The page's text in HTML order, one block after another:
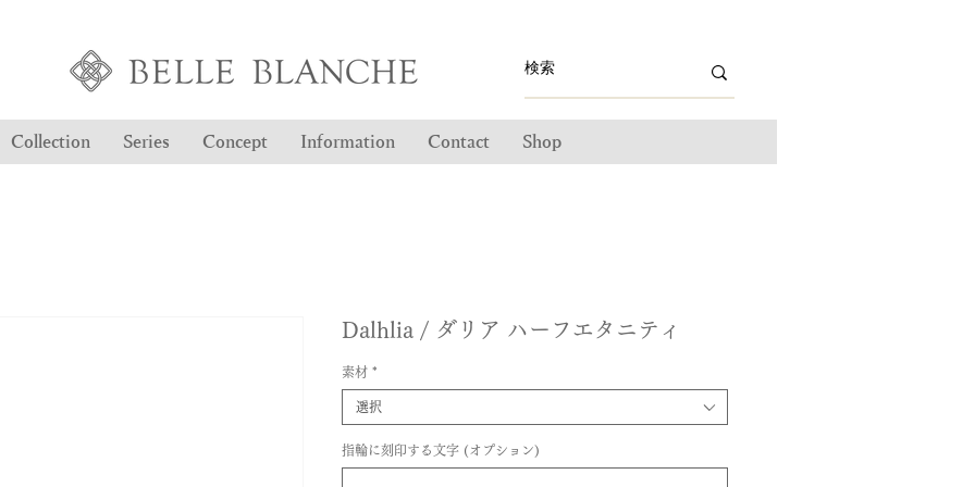
Collection Series Concept Information Contact Shop
Dalhlia / ダリア ハーフエタニティ
素材 *
選択
指輪に刻印する文字 (オプション)